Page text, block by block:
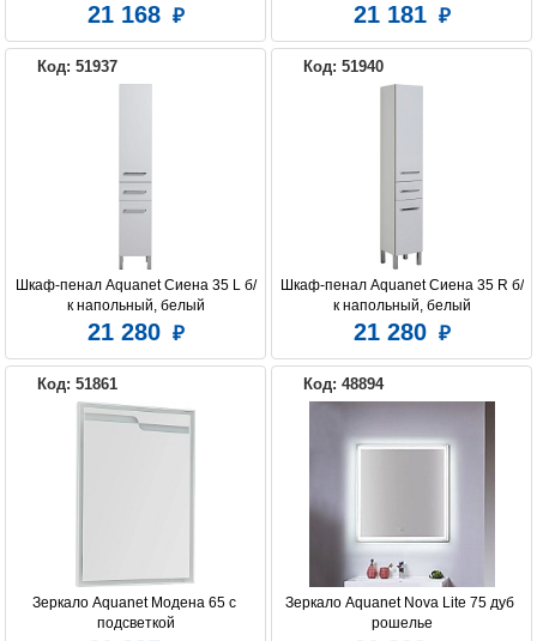
21 168 21 181
Код: 51937
Шкаф-пенал Aquanet Сиена 35 L б/
к напольный, белый
21 280
Код: 51940
Шкаф-пенал Aquanet Сиена 35 R б/
к напольный, белый
21 280
Код: 51861
Зеркало Aquanet Модена 65 с
подсветкой
Код: 48894
Зеркало Aquanet Nova Lite 75 дуб
рошелье